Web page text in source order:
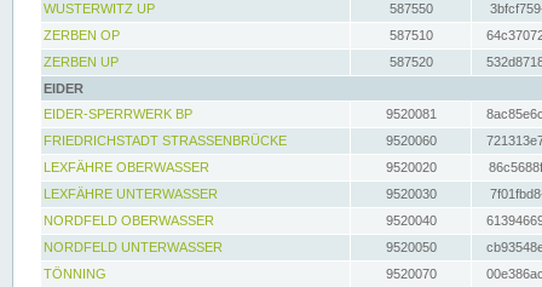
WUSTERWITZ UP
587550
ZERBEN OP
587510
ZERBEN UP
587520
EIDER
EIDER-SPERRWERK BP
9520081
FRIEDRICHSTADT STRASSENBRÜCKE
9520060
LEXFÄHRE OBERWASSER
9520020
LEXFÄHRE UNTERWASSER
9520030
NORDFELD OBERWASSER
9520040
NORDFELD UNTERWASSER
9520050
TÖNNING
9520070